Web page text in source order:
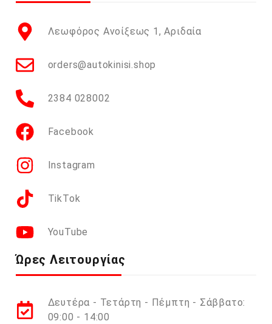
Λεωφόρος Ανοίξεως 1, Αριδαία
orders@autokinisi.shop
2384 028002
Facebook
Instagram
TikTok
YouTube
Ώρες Λειτουργίας
Δευτέρα - Τετάρτη - Πέμπτη - Σάββατο:
09:00 - 14:00